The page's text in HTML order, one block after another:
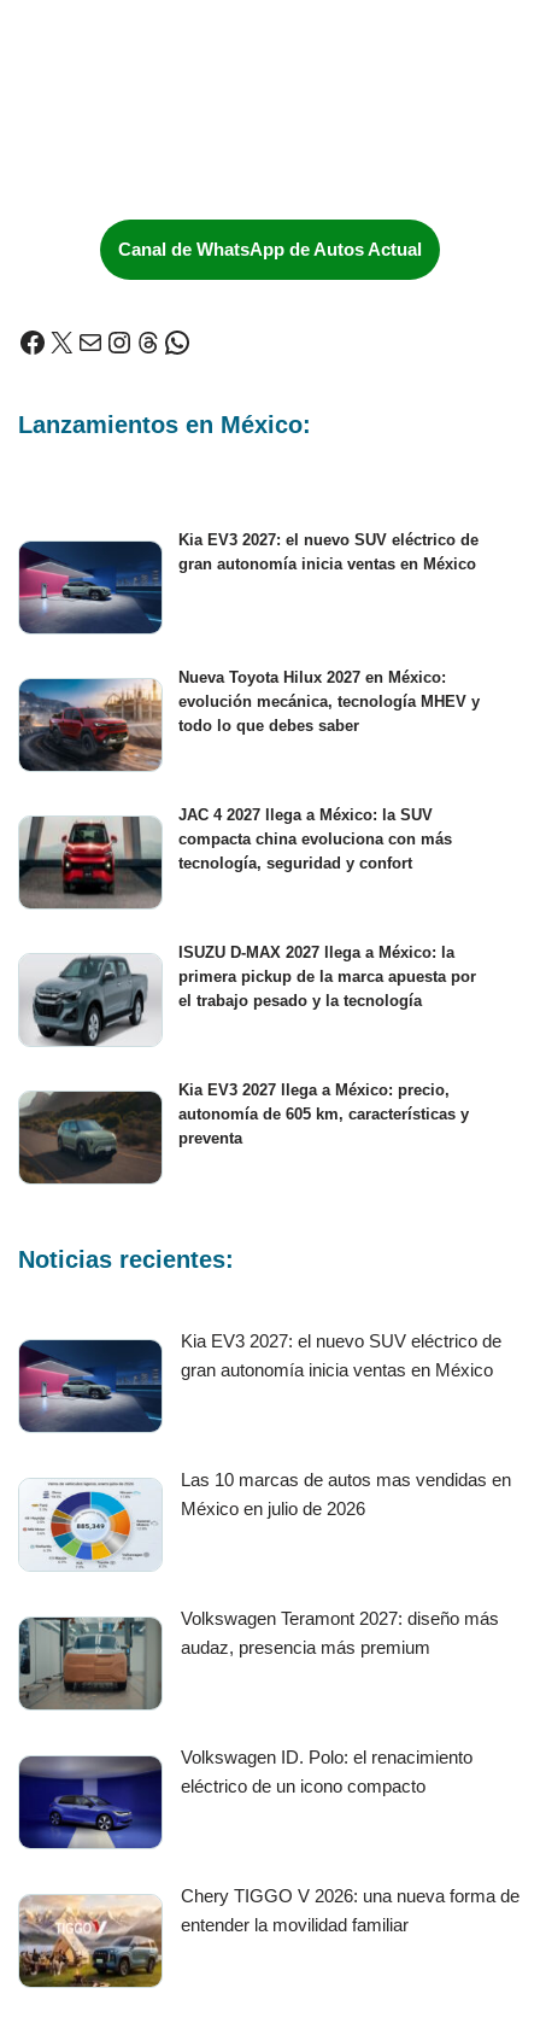
Canal de WhatsApp de Autos Actual
Lanzamientos en México:
Kia EV3 2027: el nuevo SUV eléctrico de
gran autonomía inicia ventas en México
Nueva Toyota Hilux 2027 en México:
evolución mecánica, tecnología MHEV y
todo lo que debes saber
JAC 4 2027 llega a México: la SUV
compacta china evoluciona con más
tecnología, seguridad y confort
ISUZU D-MAX 2027 llega a México: la
primera pickup de la marca apuesta por
el trabajo pesado y la tecnología
Kia EV3 2027 llega a México: precio,
autonomía de 605 km, características y
preventa
Noticias recientes:
Kia EV3 2027: el nuevo SUV eléctrico de
gran autonomía inicia ventas en México
Las 10 marcas de autos mas vendidas en
México en julio de 2026
Volkswagen Teramont 2027: diseño más
audaz, presencia más premium
Volkswagen ID. Polo: el renacimiento
eléctrico de un icono compacto
Chery TIGGO V 2026: una nueva forma de
entender la movilidad familiar